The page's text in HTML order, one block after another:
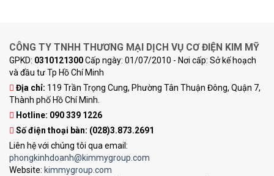
CÔNG TY TNHH THƯƠNG MẠI DỊCH VỤ CƠ ĐIỆN KIM MỸ
GPKD: 0310121300Cấp ngày: 01/07/2010 - Nơi cấp: Sở kế hoạch
và đầu tư Tp Hồ Chí Minh
Địa chỉ: 119 Trần Trọng Cung, Phường Tân Thuận Đông, Quận 7,
Thành phố Hồ Chí Minh.
Hotline: 090 339 1226
Số điện thoại bàn: (028)3.873.2691
Liên hệ với chúng tôi qua email:
phongkinhdoanh@kimmygroup.com
Website: kimmygroup.com